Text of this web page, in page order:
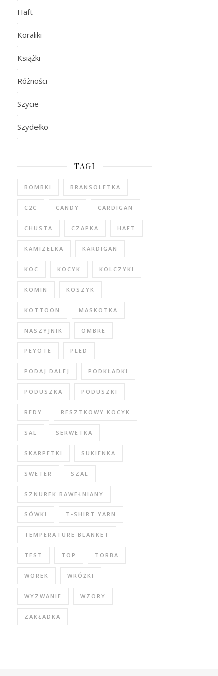
Haft
Koraliki
Książki
Różności
Szycie
Szydełko
TAGI
BOMBKI BRANSOLETKA
C2C CANDY CARDIGAN
CHUSTA CZAPKA HAFT
KAMIZELKA KARDIGAN
KOC KOCYK KOLCZYKI
KOMIN KOSZYK
KOTTOON MASKOTKA
NASZYJNIK OMBRE
PEYOTE PLED
PODAJ DALEJ PODKŁADKI
PODUSZKA PODUSZKI
REDY RESZTKOWY KOCYK
SAL SERWETKA
SKARPETKI SUKIENKA
SWETER SZAL
SZNUREK BAWEŁNIANY
SÓWKI T-SHIRT YARN
TEMPERATURE BLANKET
TEST TOP TORBA
WOREK WRÓŻKI
WYZWANIE WZORY
ZAKŁADKA